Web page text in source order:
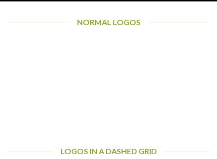
NORMAL LOGOS
LOGOS IN A DASHED GRID